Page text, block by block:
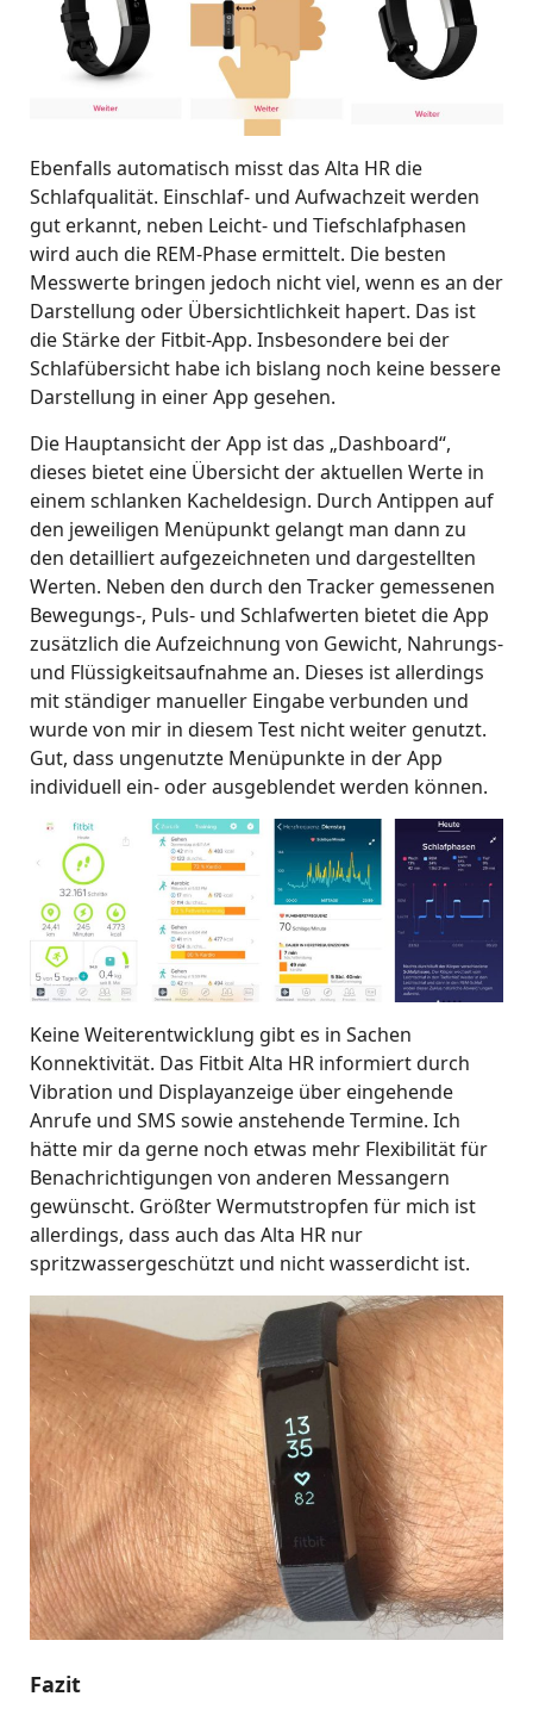
Ebenfalls automatisch misst das Alta HR die
Schlafqualität. Einschlaf- und Aufwachzeit werden
gut erkannt, neben Leicht- und Tiefschlafphasen
wird auch die REM-Phase ermittelt. Die besten
Messwerte bringen jedoch nicht viel, wenn es an der
Darstellung oder Übersichtlichkeit hapert. Das ist
die Stärke der Fitbit-App. Insbesondere bei der
Schlafübersicht habe ich bislang noch keine bessere
Darstellung in einer App gesehen.
Die Hauptansicht der App ist das „Dashboard“,
dieses bietet eine Übersicht der aktuellen Werte in
einem schlanken Kacheldesign. Durch Antippen auf
den jeweiligen Menüpunkt gelangt man dann zu
den detailliert aufgezeichneten und dargestellten
Werten. Neben den durch den Tracker gemessenen
Bewegungs-, Puls- und Schlafwerten bietet die App
zusätzlich die Aufzeichnung von Gewicht, Nahrungs-
und Flüssigkeitsaufnahme an. Dieses ist allerdings
mit ständiger manueller Eingabe verbunden und
wurde von mir in diesem Test nicht weiter genutzt.
Gut, dass ungenutzte Menüpunkte in der App
individuell ein- oder ausgeblendet werden können.
Keine Weiterentwicklung gibt es in Sachen
Konnektivität. Das Fitbit Alta HR informiert durch
Vibration und Displayanzeige über eingehende
Anrufe und SMS sowie anstehende Termine. Ich
hätte mir da gerne noch etwas mehr Flexibilität für
Benachrichtigungen von anderen Messangern
gewünscht. Größter Wermutstropfen für mich ist
allerdings, dass auch das Alta HR nur
spritzwassergeschützt und nicht wasserdicht ist.
Fazit